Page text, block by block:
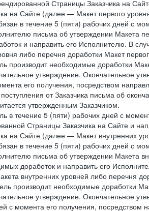
Страницы Заказчика на
на Сайте (далее — Макет первого
в течение 5 (пяти) рабочих дней с
письма об утверждении Макета
и направить его Исполнителю. В
либо перечня доработки Макет
производит необходимые доработки
утверждение. Окончательное
его получения, посредством
от Заказчика письма об
утвержденным Заказчиком.
в течение 5 (пяти) рабочих дней с
Страницы Заказчика на Сайте и
на Сайте (далее — Макет внутренних
в течение 5 (пяти) рабочих дней с
письма об утверждении Макета
доработок и направить его
внутренних уровней либо перечня
производит необходимые доработки
утверждение. Окончательное
с момента его получения,